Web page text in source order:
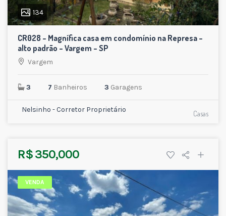
134
CR028 – Magnífica casa em condomínio na Represa –
alto padrão – Vargem – SP
Vargem
3 7 Banheiros 3 Garagens
Nelsinho - Corretor Proprietário Casas
R$ 350,000
VENDA